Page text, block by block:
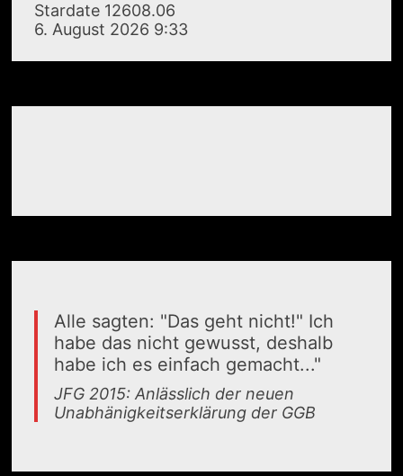
Stardate 12608.06
6. August 2026 9:33
Alle sagten: "Das geht nicht!" Ich
habe das nicht gewusst, deshalb
habe ich es einfach gemacht..."
JFG 2015: Anlässlich der neuen
Unabhänigkeitserklärung der GGB